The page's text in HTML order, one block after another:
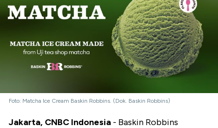
Foto: Matcha Ice Cream Baskin Robbins. (Dok. Baskin Robbins)
Jakarta, CNBC Indonesia - Baskin Robbins